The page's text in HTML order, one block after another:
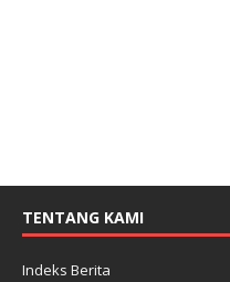
TENTANG KAMI
Indeks Berita